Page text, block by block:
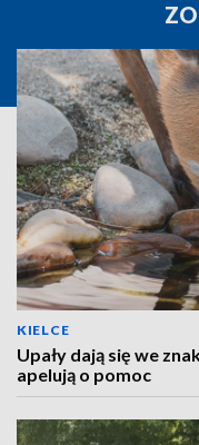
KIELCE
Upały dają się we
apelują o pomoc